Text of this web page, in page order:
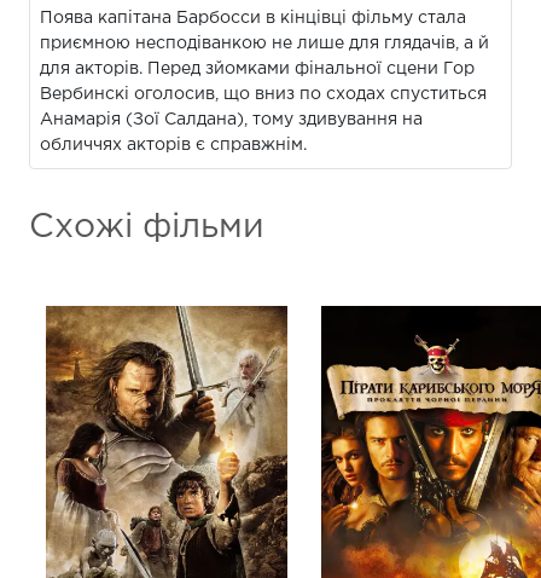
Поява капітана Барбосси в кінцівці фільму стала
приємною несподіванкою не лише для глядачів, а й
для акторів. Перед зйомками фінальної сцени Гор
Вербинскі оголосив, що вниз по сходах спуститься
Анамарія (Зої Салдана), тому здивування на
обличчях акторів є справжнім.
Схожі фільми